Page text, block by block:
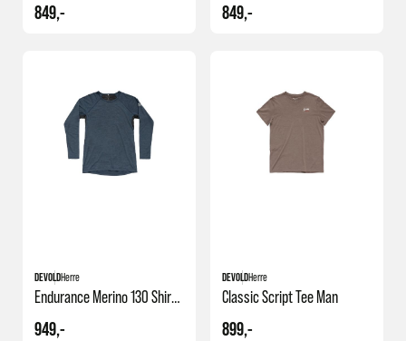
849,- 849,-
DEVOLDHerre
Endurance Merino 130 Shirt Man
949,-
DEVOLDHerre
Classic Script Tee Man
899,-